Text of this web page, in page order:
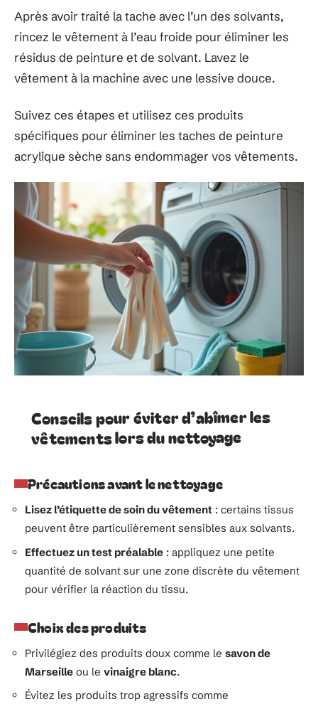
Après avoir traité la tache avec l’un des solvants,
rincez le vêtement à l’eau froide pour éliminer les
résidus de peinture et de solvant. Lavez le
vêtement à la machine avec une lessive douce.
Suivez ces étapes et utilisez ces produits
spécifiques pour éliminer les taches de peinture
acrylique sèche sans endommager vos vêtements.
Conseils pour éviter d’abîmer les
vêtements lors du nettoyage
Précautions avant le nettoyage
Lisez l’étiquette de soin du vêtement : certains tissus
peuvent être particulièrement sensibles aux solvants.
Effectuez un test préalable : appliquez une petite
quantité de solvant sur une zone discrète du vêtement
pour vérifier la réaction du tissu.
Choix des produits
Privilégiez des produits doux comme le savon de
Marseille ou le vinaigre blanc.
Évitez les produits trop agressifs comme